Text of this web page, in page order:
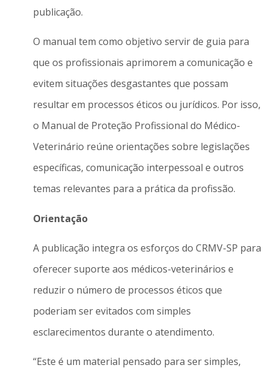
publicação.
O manual tem como objetivo servir de guia para
que os profissionais aprimorem a comunicação e
evitem situações desgastantes que possam
resultar em processos éticos ou jurídicos. Por isso,
o Manual de Proteção Profissional do Médico-
Veterinário reúne orientações sobre legislações
específicas, comunicação interpessoal e outros
temas relevantes para a prática da profissão.
Orientação
A publicação integra os esforços do CRMV-SP para
oferecer suporte aos médicos-veterinários e
reduzir o número de processos éticos que
poderiam ser evitados com simples
esclarecimentos durante o atendimento.
“Este é um material pensado para ser simples,